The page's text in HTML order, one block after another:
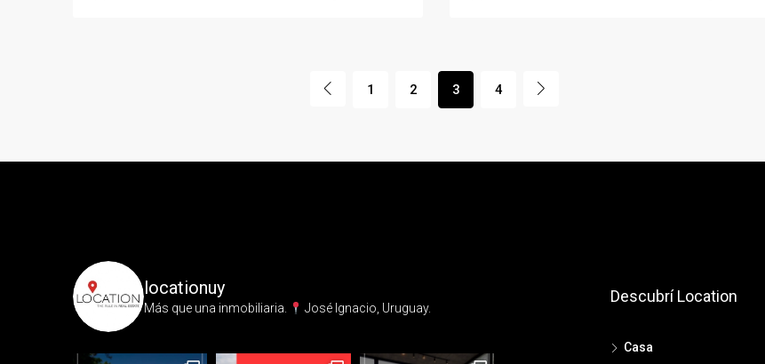
1 2 3 4
locationuy
Más que una inmobiliaria.⁣ José Ignacio, Uruguay.
Descubrí Location
Casa